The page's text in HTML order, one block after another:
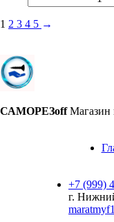
1 2 3 4 5 →
САМОРЕЗoff Магазин
+7 (999)
г.